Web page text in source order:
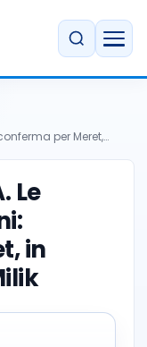
per Meret,…
Le
in